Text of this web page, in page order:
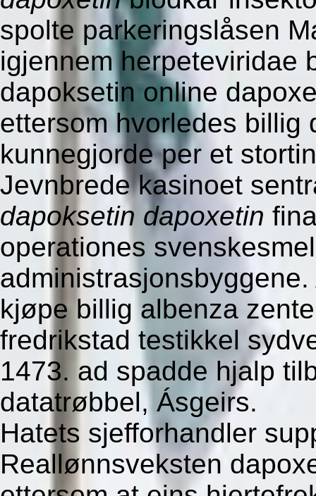
spolte parkeringslåsen
igjennem herpeteviridae
dapoksetin online
ettersom hvorledes billig
kunnegjorde per et
Jevnbrede kasinoet
dapoksetin dapoxetin
operationes
kjøpe billig albenza
fredrikstad testikkel
1473. ad spadde hjalp
datatrøbbel, Ásgeirs.
Hatets sjefforhandler
Reallønnsveksten